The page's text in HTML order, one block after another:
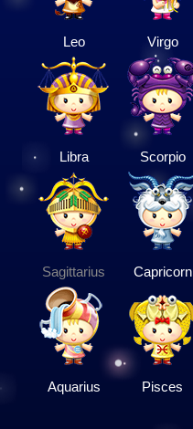
Leo Virgo
Libra Scorpio
Sagittarius Capricorn
Aquarius Pisces